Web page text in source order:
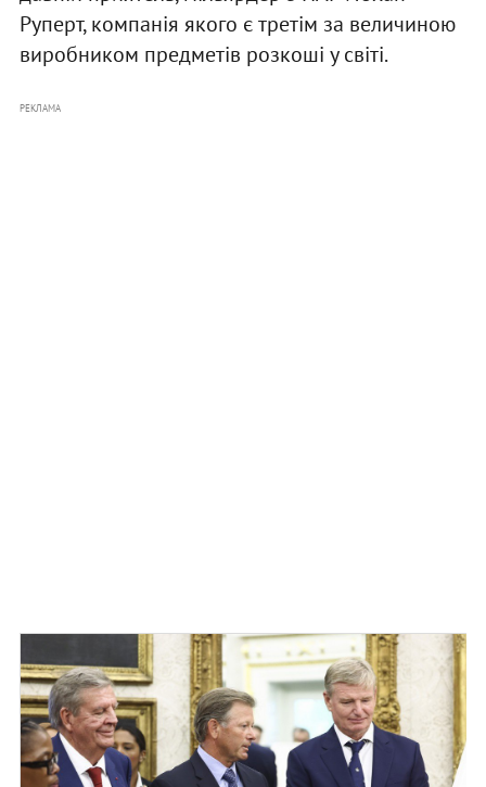
Руперт, компанія якого є третім за величиною
виробником предметів розкоші у світі.
РЕКЛАМА